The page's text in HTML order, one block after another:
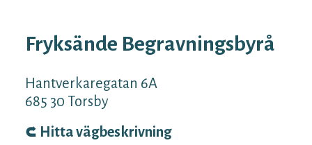
Fryksände Begravningsbyrå
Hantverkaregatan 6A
685 30 Torsby
Hitta vägbeskrivning